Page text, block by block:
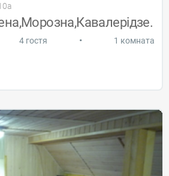
4 гостя • 1 комната